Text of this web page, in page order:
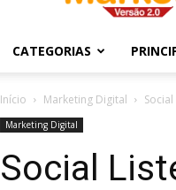
CATEGORIAS
Início Marketing Digital
Marketing Digital
Social